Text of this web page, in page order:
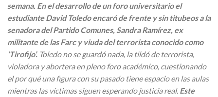
semana. En el desarrollo de un foro universitario el
estudiante David Toledo encaró de frente y sin titubeos a la
senadora del Partido Comunes, Sandra Ramírez, ex
militante de las Farc y viuda del terrorista conocido como
‘Tirofijo’. Toledo no se guardó nada, la tildó de terrorista,
violadora y abortera en pleno foro académico, cuestionando
el por qué una figura con su pasado tiene espacio en las aulas
mientras las víctimas siguen esperando justicia real. Este